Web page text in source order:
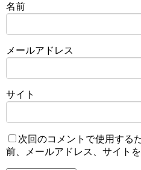
名前
メールアドレス
サイト
次回のコメントで使用する
前、メールアドレス、サイトを